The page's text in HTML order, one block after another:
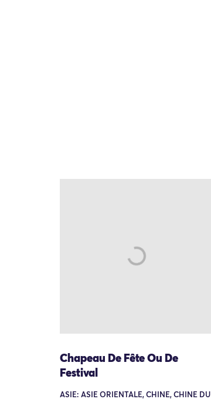
Chapeau De Fête Ou De
Festival
ASIE: ASIE ORIENTALE, CHINE, CHINE DU